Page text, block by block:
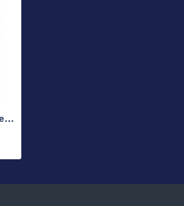
Oven and Micro Care Electrolux